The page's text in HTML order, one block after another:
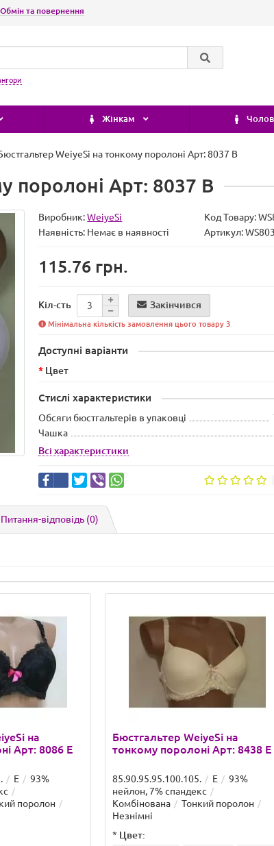
Обмін та повернення
Жінкам
WeiyeSi на тонкому поролоні Арт: 8037 B
поролоні Арт: 8037 B
Виробник:WeiyeSi Код Товару:
Наявність: Немає в наявності Артикул:
115.76 грн.
Кіл-сть Закінчився
Мінімальна кількість замовлення цього товару 3
Доступні варіанти
Цвет
Стислі характеристики
Обсяги бюстгальтерів в упаковці
Чашка
Всі характеристики
Питання-відповідь (0)
на
Арт: 8086 E
E
93%
поролон
Бюстгальтер WeiyeSi на
тонкому поролоні Арт: 8438 E
85.90.95.95.100.105. E
93%
нейлон, 7% спандекс
Комбінована
Тонкий поролон
Незнімні
* Цвет: